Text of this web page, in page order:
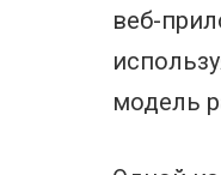
веб-
модель